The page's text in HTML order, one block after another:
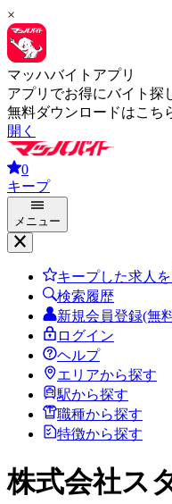
×
マッハバイトアプリ
アプリでお得にバイト探
無料ダウンロードはこち
開く
0
キープ
メニュー
キープした求人
検索履歴
新規会員登録(無
ログイン
ヘルプ
エリアから探す
駅から探す
職種から探す
特徴から探す
株式会社ス